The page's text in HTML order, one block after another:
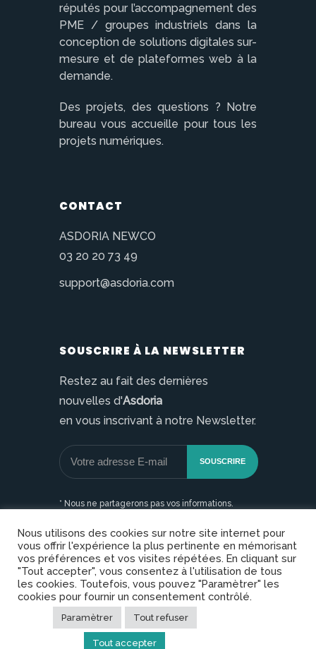
réputés pour l’accompagnement des
PME / groupes industriels dans la
conception de solutions digitales sur-
mesure et de plateformes web à la
demande.
Des projets, des questions ? Notre
bureau vous accueille pour tous les
projets numériques.
CONTACT
ASDORIA NEWCO
03 20 20 73 49
support@asdoria.com
SOUSCRIRE À LA NEWSLETTER
Restez au fait des dernières
nouvelles d'Asdoria
en vous inscrivant à notre Newsletter.
* Nous ne partagerons pas vos informations.
Copyright © Asdoria. Tous droits réservés |
Mentions légales|Plan du site
confidentialité
Nous utilisons des cookies sur notre site internet pour
vous offrir l'expérience la plus pertinente en mémorisant
vos préférences et vos visites répétées. En cliquant sur
"Tout accepter", vous consentez à l'utilisation de tous
les cookies. Toutefois, vous pouvez "Paramètrer" les
cookies pour fournir un consentement contrôlé.
Paramètrer Tout refuser
Tout accepter